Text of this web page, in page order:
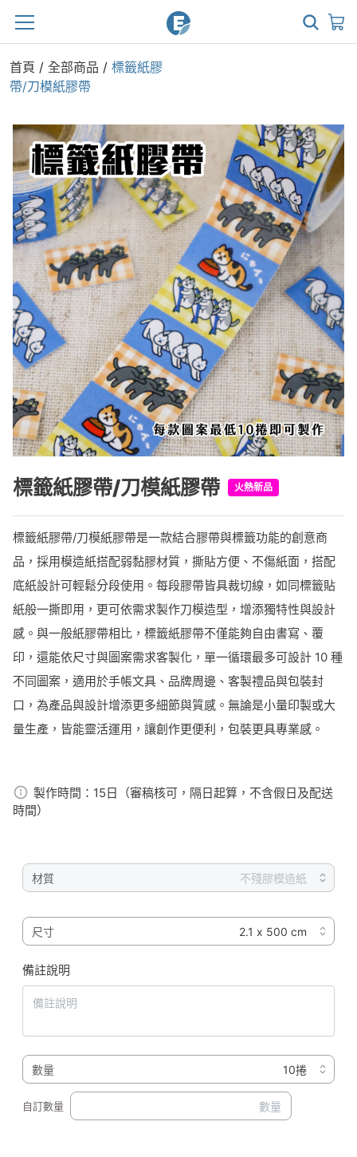
首頁 / 全部商品 / 標籤紙膠
帶/刀模紙膠帶
標籤紙膠帶/刀模紙膠帶 火熱新品
標籤紙膠帶/刀模紙膠帶是一款結合膠帶與標籤功能的創意商
品，採用模造紙搭配弱黏膠材質，撕貼方便、不傷紙面，搭配
底紙設計可輕鬆分段使用。每段膠帶皆具裁切線，如同標籤貼
紙般一撕即用，更可依需求製作刀模造型，增添獨特性與設計
感。與一般紙膠帶相比，標籤紙膠帶不僅能夠自由書寫、覆
印，還能依尺寸與圖案需求客製化，單一循環最多可設計 10 種
不同圖案，適用於手帳文具、品牌周邊、客製禮品與包裝封
口，為產品與設計增添更多細節與質感。無論是小量印製或大
量生產，皆能靈活運用，讓創作更便利，包裝更具專業感。
製作時間： 15日（審稿核可，隔日起算，不含假日及配送
時間）
材質
尺寸
備註說明
數量
自訂數量